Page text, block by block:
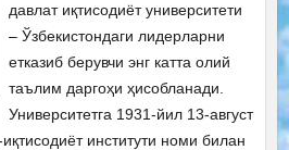
давлат иқтисодиёт университети
– Ўзбекистондаги лидерларни
етказиб берувчи энг катта олий
таълим даргоҳи ҳисобланади.
Университетга 1931-йил 13-август
институти номи билан